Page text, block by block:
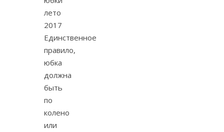
Единственное
правило,
юбка
должна
быть
по
колено
или